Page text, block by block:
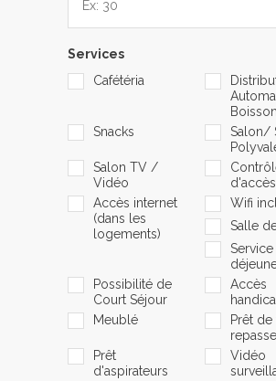
Services
Cafétéria
Snacks
Salon/
Salon TV /
Vidéo
d'accès
Accès internet
(dans les
logements)
Wifi
Salle
Possibilité de
Court Séjour
Accès
Meublé
Prêt de
Prêt
d'aspirateurs
Vidéo